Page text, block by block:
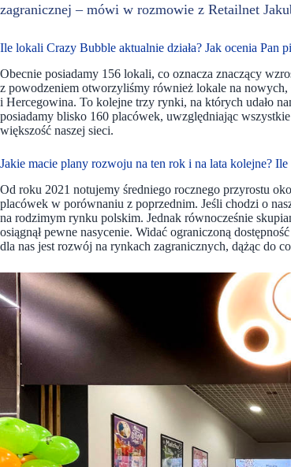
zagranicznej – mówi w rozmowie z Retailnet
Ile lokali Crazy Bubble aktualnie działa? Jak ocenia Pan
Obecnie posiadamy 156 lokali, co oznacza znaczący
z powodzeniem otworzyliśmy również lokale na
i Hercegowina. To kolejne trzy rynki, na których udało
posiadamy blisko 160 placówek, uwzględniając
większość naszej sieci.
Jakie macie plany rozwoju na ten rok i na lata kolejne?
Od roku 2021 notujemy średniego rocznego przyrostu
placówek w porównaniu z poprzednim. Jeśli chodzi o
na rodzimym rynku polskim. Jednak równocześnie
osiągnął pewne nasycenie. Widać ograniczoną
dla nas jest rozwój na rynkach zagranicznych, dążąc do